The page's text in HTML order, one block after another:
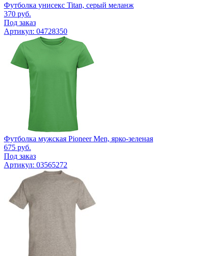
Футболка унисекс Titan, серый меланж
370 руб.
Под заказ
Артикул: 04728350
Футболка мужская Pioneer Men, ярко-зеленая
675 руб.
Под заказ
Артикул: 03565272